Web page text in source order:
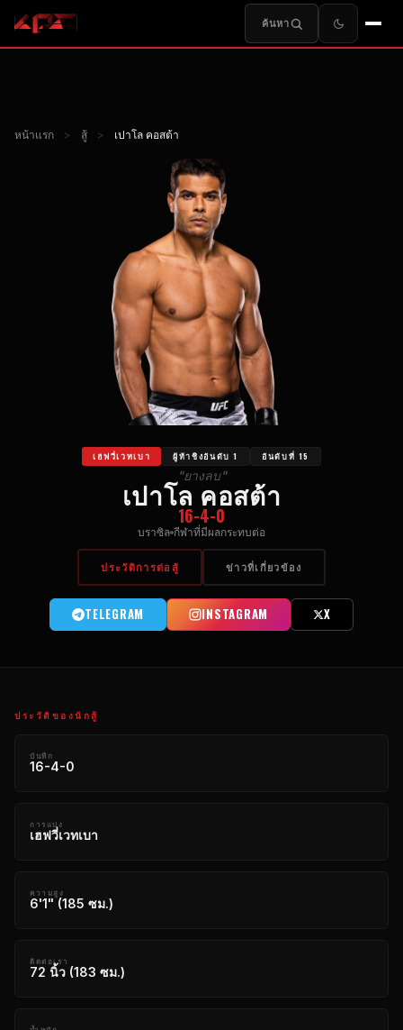
ค้นหา
หน้าแรก > สู้ > เปาโล คอสต้า
เฮฟวี่เวทเบา ผู้ท้าชิงอันดับ 1 อันดับที่ 15
"ยางลบ"
เปาโล คอสต้า
16-4-0
บราซิล กีฬาที่มีผลกระทบต่อ
ประวัติการต่อสู้ ข่าวที่เกี่ยวข้อง
TELEGRAM INSTAGRAM X
ประวัติของนักสู้
บันทึก
16-4-0
การแบ่ง
เฮฟวี่เวทเบา
ความสูง
6'1" (185 ซม.)
ติดต่อเรา
72 นิ้ว (183 ซม.)